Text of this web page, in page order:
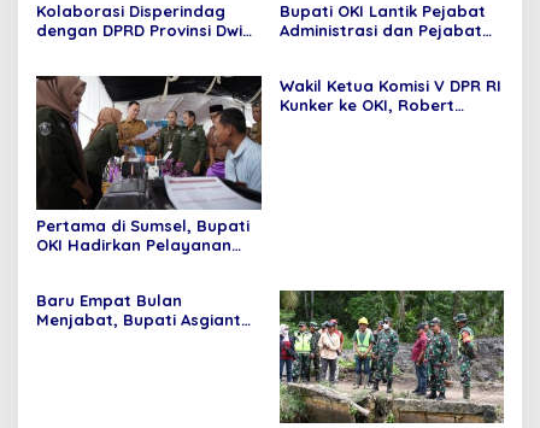
Kolaborasi Disperindag
dengan DPRD Provinsi Dwi
Asgianto, S.T berikan
Apresiasi
Bupati OKI Lantik Pejabat
Administrasi dan Pejabat
Pertama di Sumsel, Bupati
OKI Hadirkan Pelayanan
Wakil Ketua Komisi V DPR RI
Kunker ke OKI, Robert
Baru Empat Bulan
Menjabat, Bupati Asgianto